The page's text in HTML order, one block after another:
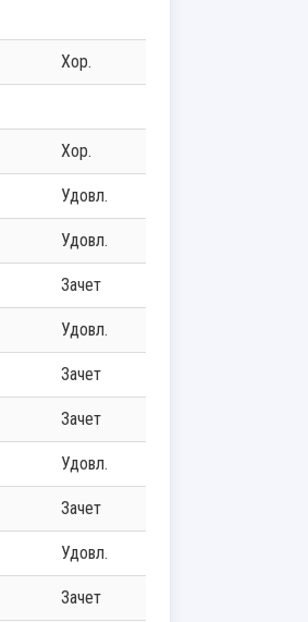
хор.
хор.
удовл.
удовл.
зачет
удовл.
зачет
зачет
удовл.
зачет
удовл.
зачет